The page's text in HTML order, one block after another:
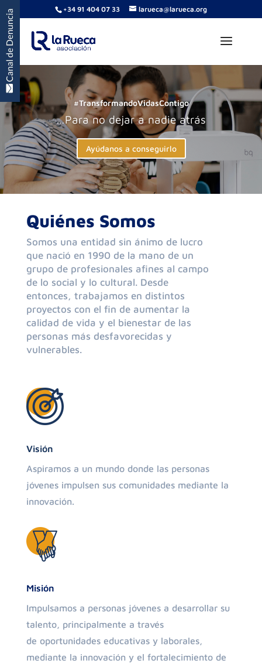
+34 91 404 07 33 larueca@larueca.org
#TransformandoVidasContigo
…Para no dejar a nadie atrás
Ayúdanos a conseguirlo
Quiénes Somos
Somos una entidad sin ánimo de lucro
que nació en 1990 de la mano de un
grupo de profesionales afines al campo
de lo social y lo cultural. Desde
entonces, trabajamos en distintos
proyectos con el fin de aumentar la
calidad de vida y el bienestar de las
personas más desfavorecidas y
vulnerables.
Visión
Aspiramos a un mundo donde las personas
jóvenes impulsen sus comunidades mediante la
innovación.
Misión
Impulsamos a personas jóvenes a desarrollar su
talento, principalmente a través
de oportunidades educativas y laborales,
mediante la innovación y el fortalecimiento de